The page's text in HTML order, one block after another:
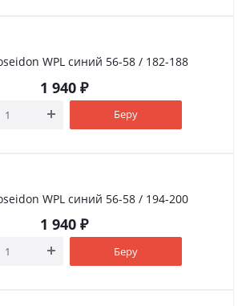
WPL синий 56-58 / 182-188
1 940₽
Беру
WPL синий 56-58 / 194-200
1 940₽
Беру